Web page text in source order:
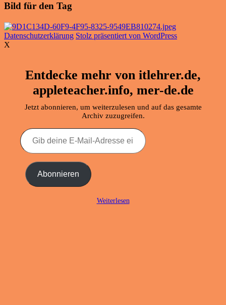
Bild für den Tag
Datenschutzerklärung Stolz präsentiert von WordPress
X
Entdecke mehr von itlehrer.de,
appleteacher.info, mer-de.de
Jetzt abonnieren, um weiterzulesen und auf das gesamte
Archiv zuzugreifen.
Gib
deine
E-
Adresse
ein ... Abonnieren
Weiterlesen